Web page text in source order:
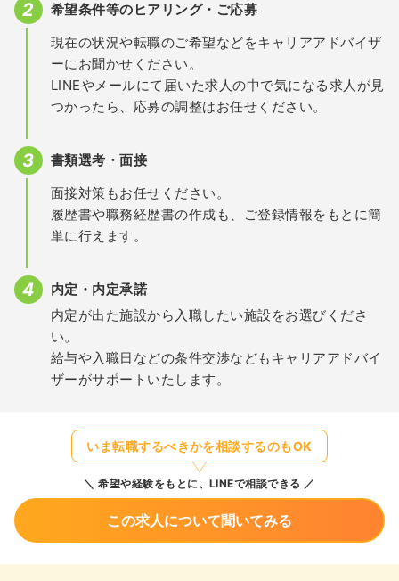
希望条件等のヒアリング・ご応募
現在の状況や転職のご希望などをキャリアアドバイザ
ーにお聞かせください。
LINEやメールにて届いた求人の中で気になる求人が見
つかったら、応募の調整はお任せください。
書類選考・面接
面接対策もお任せください。
履歴書や職務経歴書の作成も、ご登録情報をもとに簡
単に行えます。
内定・内定承諾
内定が出た施設から入職したい施設をお選びくださ
い。
給与や入職日などの条件交渉などもキャリアアドバイ
ザーがサポートいたします。
いま転職するべきかを相談するのもOK
希望や経験をもとに、LINEで相談できる
この求人について聞いてみる